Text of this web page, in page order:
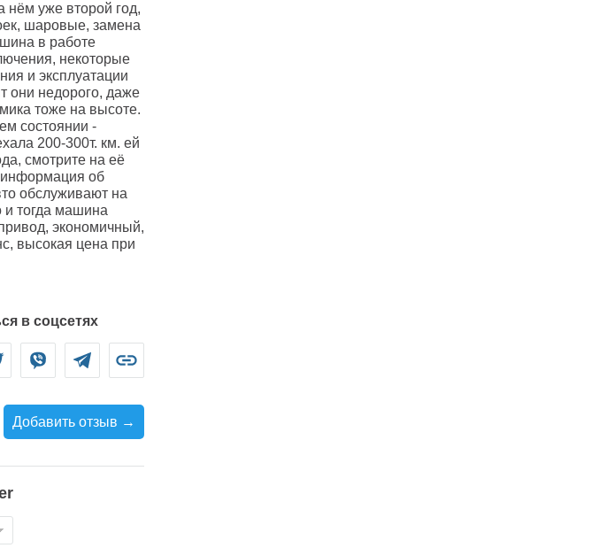
нём уже второй год,
шаровые, замена
в работе
некоторые
и эксплуатации
они недорого, даже
тоже на высоте.
состоянии -
200-300т. км. ей
смотрите на её
информация об
обслуживают на
тогда машина
экономичный,
высокая цена при
в соцсетях
Viber
Добавить отзыв →